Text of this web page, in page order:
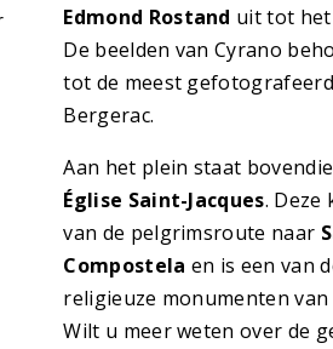
Edmond Rostand uit tot het
De beelden van Cyrano
tot de meest
Bergerac.
Aan het plein staat
Église Saint-Jacques. Deze
van de pelgrimsroute naar
Compostela en is een van
religieuze monumenten van
Wilt u meer weten over de